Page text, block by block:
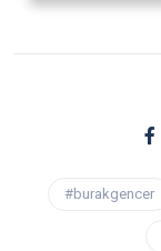
#burakgencer